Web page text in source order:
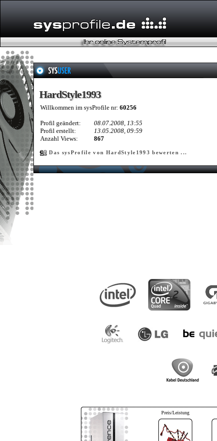
HardStyle1993
HardStyle1993
Willkommen im sysProfile nr: 60256
Profil geändert:
08.07.2008, 13:55
Profil erstellt:
13.05.2008, 09:59
Anzahl Views:
867
Das sysProfile von HardStyle1993 bewerten ...
Preis/Leistung